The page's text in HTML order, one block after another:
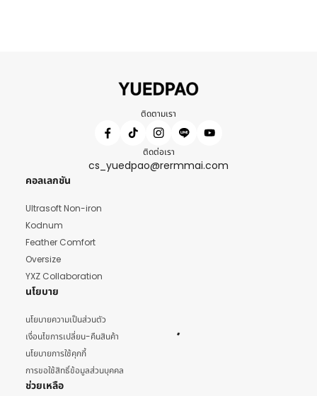
ติดตามเรา
ติดต่อเรา
cs_yuedpao@rermmai.com
คอลเลกชัน
Ultrasoft Non-iron
Kodnum
Feather Comfort
Oversize
YXZ Collaboration
นโยบาย
นโยบายความเป็นส่วนตัว
เงื่อนไขการเปลี่ยน-คืนสินค้า
นโยบายการใช้คุกกี้
การขอใช้สิทธิ์ข้อมูลส่วนบุคคล
ช่วยเหลือ